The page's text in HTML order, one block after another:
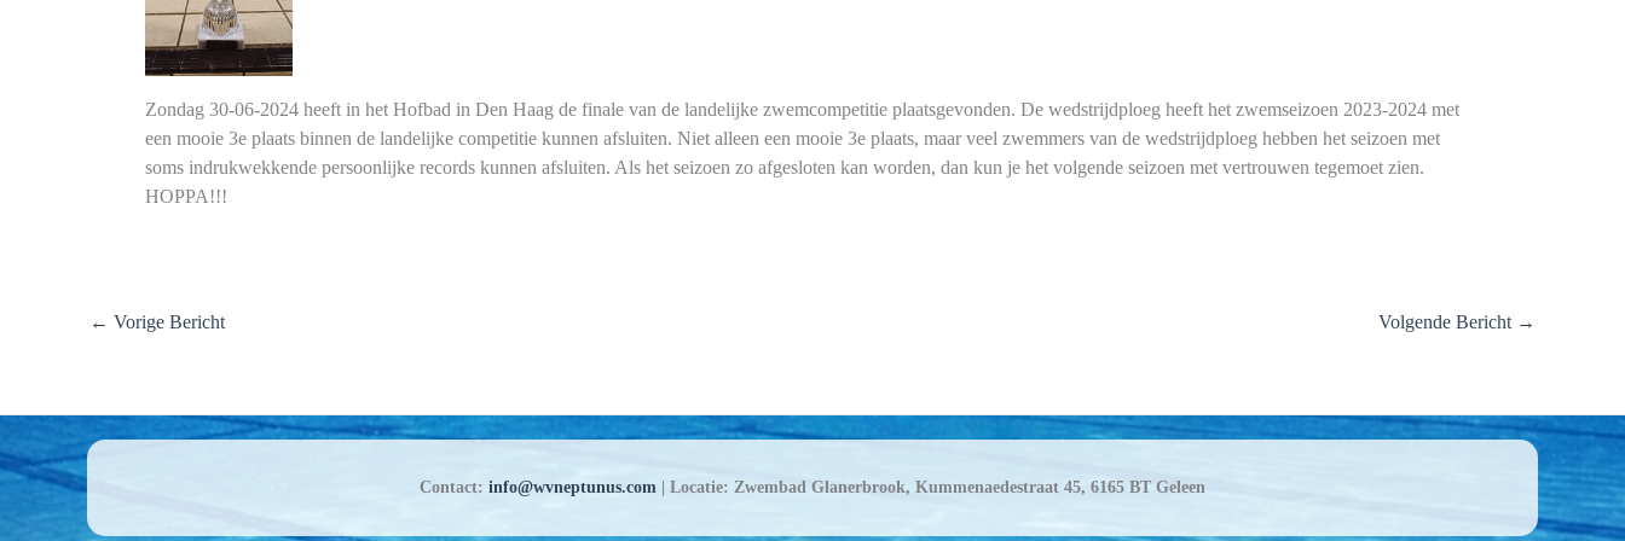
Zondag 30-06-2024 heeft in het Hofbad in Den Haag de finale van de landelijke zwemcompetitie plaatsgevonden. De wedstrijdploeg heeft het zwemseizoen 2023-2024 met
een mooie 3e plaats binnen de landelijke competitie kunnen afsluiten. Niet alleen een mooie 3e plaats, maar veel zwemmers van de wedstrijdploeg hebben het seizoen met
soms indrukwekkende persoonlijke records kunnen afsluiten. Als het seizoen zo afgesloten kan worden, dan kun je het volgende seizoen met vertrouwen tegemoet zien.
HOPPA!!!
← Vorige Bericht Volgende Bericht →
Contact: info@wvneptunus.com | Locatie: Zwembad Glanerbrook, Kummenaedestraat 45, 6165 BT Geleen